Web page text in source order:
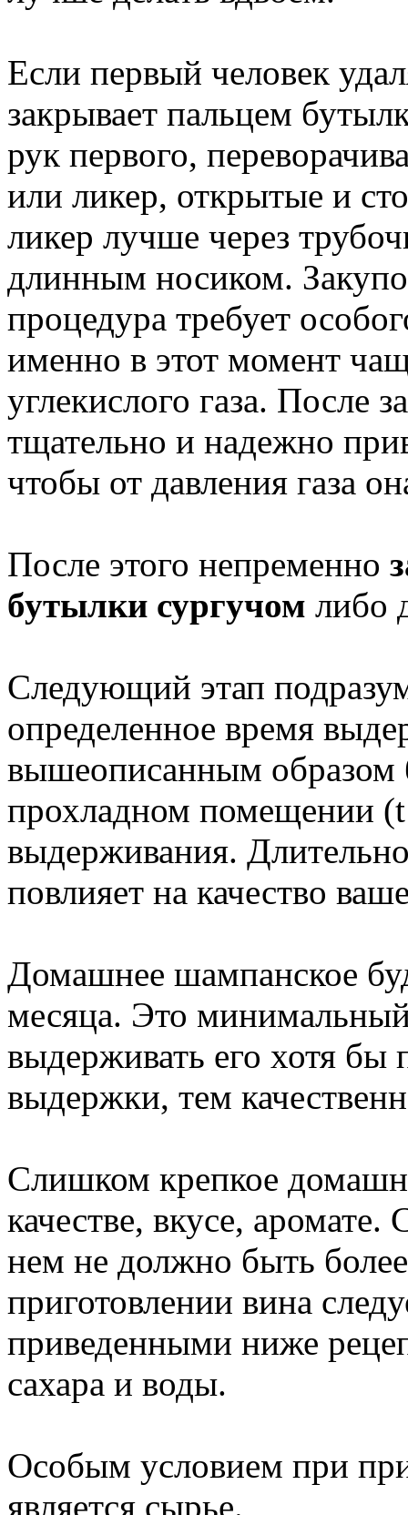
Если первый человек
закрывает пальцем
рук первого,
или ликер, открытые и
ликер лучше через
длинным носиком.
процедура требует
именно в этот момент
углекислого газа. После
тщательно и надежно
чтобы от давления газа
После этого непременно
бутылки сургучом либо
Следующий этап
определенное время
вышеописанным образом
прохладном помещении
выдерживания.
повлияет на качество
Домашнее шампанское
месяца. Это
выдерживать его хотя бы
выдержки, тем
Слишком крепкое
качестве, вкусе,
нем не должно быть
приготовлении вина
приведенными ниже
сахара и воды.
Особым условием при
является сырье.